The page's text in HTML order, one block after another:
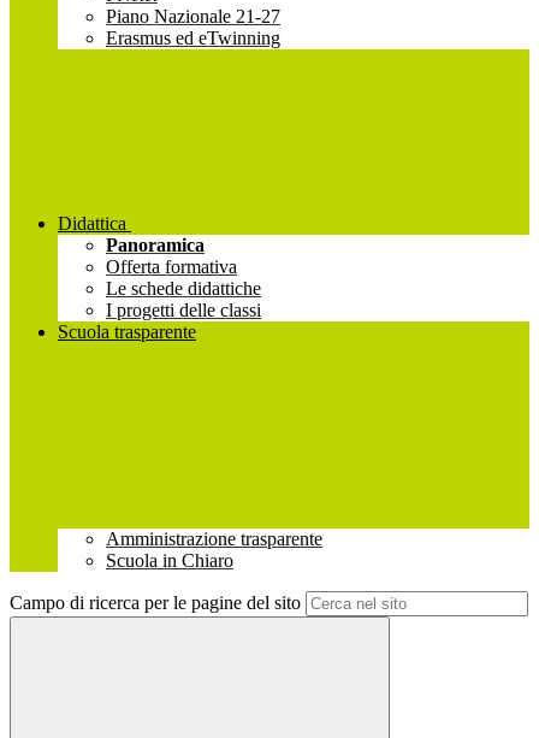
Piano Nazionale 21-27
Erasmus ed eTwinning
Didattica
Panoramica
Offerta formativa
Le schede didattiche
I progetti delle classi
Scuola trasparente
Amministrazione trasparente
Scuola in Chiaro
Campo di ricerca per le pagine del sito